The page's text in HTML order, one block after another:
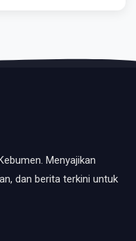
Menyajikan
dan berita terkini untuk